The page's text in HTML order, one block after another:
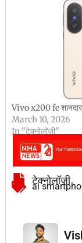
Vivo x200 fe
March 10, 2026
In "टेक्नोलॉजी"
टेक्नोलॉजी
ai